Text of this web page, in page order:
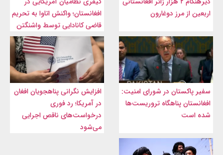
اربعین از مرز دوغارون
افغانستان؛ واکنش اتاوا به تحریم
قاضی کانادایی توسط واشنگتن
سفیر پاکستان در شورای امنیت:
افغانستان پناهگاه تروریست‌ها
شده است
افزایش نگرانی پناهجویان افغان
در آمریکا؛ رد فوری
درخواست‌های ناقص اجرایی
می‌شود